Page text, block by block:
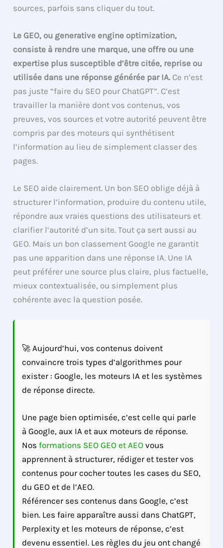
sources, parfois sans cliquer du tout.
Le GEO, ou generative engine optimization,
consiste à rendre une marque, une offre ou une
expertise plus susceptible d’être citée, reprise ou
utilisée dans une réponse générée par IA. Ce n’est
pas juste “faire du SEO pour ChatGPT”. C’est
travailler la manière dont vos contenus, vos
preuves, vos sources et votre autorité peuvent être
compris par des moteurs qui synthétisent
l’information au lieu de simplement classer des
pages.
Le SEO aide clairement. Un bon SEO oblige déjà à
structurer l’information, produire du contenu utile,
répondre aux vraies questions des utilisateurs et
clarifier l’autorité d’un site. Tout ça sert aussi au
GEO. Mais un bon classement Google ne garantit
pas une apparition dans une réponse IA. Une IA
peut préférer une source plus claire, plus factuelle,
mieux contextualisée, ou simplement plus
cohérente avec la question posée.
🚀 Aujourd’hui, vos contenus doivent
convaincre trois types d’algorithmes pour
exister : Google, les moteurs IA et les systèmes
de réponse directe.
Une page bien optimisée, c’est celle qui parle
à Google, aux IA et aux moteurs de réponse.
Nosformations SEO GEO et AEO vous
apprennent à structurer, rédiger et tester vos
contenus pour cocher toutes les cases du SEO,
du GEO et de l’AEO.
Référencer ses contenus dans Google, c’est
bien. Les faire apparaître aussi dans ChatGPT,
Perplexity et les moteurs de réponse, c’est
devenu essentiel. Les règles du jeu ont changé